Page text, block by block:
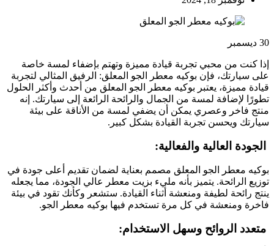
30 ديسمبر
إذا كنت من محبي تجربة قيادة مميزة وتهتم بإضفاء لمسة خاصة
على سيارتك، فإن بوكيه معطر الجو المعلق: الرفيق المثالي لتجربة
قيادة مميزة، يعتبر بوكيه معطر الجو المعلق من أحدث وأكثر الحلول
تطورًا لإضافة لمسة من الجمال والرائحة الرائعة إلى سيارتك. إنه
منتج فاخر وعصري يمكن أن يضفي لمسة من الأناقة على بيئة
سيارتك ويحسن تجربة القيادة بشكل كبير.
الجودة العالية والفعالية:
بوكيه معطر الجو المعلق مصمم بعناية لضمان تقديم أعلى جودة في
توزيع الرائحة. يتميز بأنه مليء بزيت معطر عالي الجودة، مما يجعله
ينتج رائحة لطيفة ومنعشة أثناء القيادة. ستشعر وكأنك تقود في بيئة
فاخرة ومنعشة في كل مرة تستخدم فيها بوكيه معطر الجو.
متعدد الروائح وسهل الاستخدام: